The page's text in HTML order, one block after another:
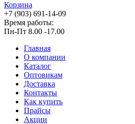
Корзина
+7 (903) 691-14-09
Время работы:
Пн-Пт 8.00 -17.00
Главная
О компании
Каталог
Оптовикам
Доставка
Контакты
Как купить
Прайсы
Акции